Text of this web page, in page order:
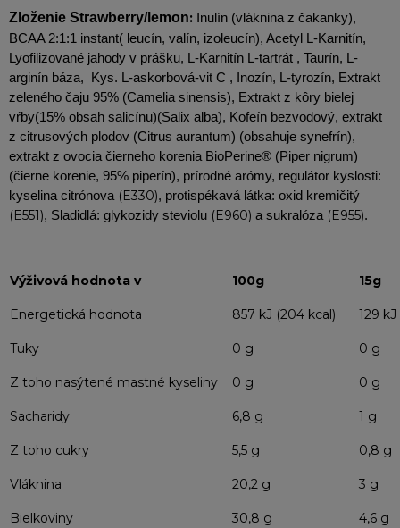
Zloženie Strawberry/lemon:
Inulín (vláknina z čakanky),
BCAA 2:1:1 instant( leucín, valín, izoleucín), Acetyl L-Karnitín,
Lyofilizované jahody v prášku, L-Karnitín L-tartrát , Taurín, L-
arginín báza, Kys. L-askorbová-vit C , Inozín, L-tyrozín, Extrakt
zeleného čaju 95% (Camelia sinensis), Extrakt z kôry bielej
vŕby(15% obsah salicínu)(Salix alba), Kofeín bezvodový, extrakt
z citrusových plodov (Citrus aurantum) (obsahuje synefrín),
extrakt z ovocia čierneho korenia BioPerine® (Piper nigrum)
(čierne korenie, 95% piperín), prírodné arómy, regulátor kyslosti:
kyselina citrónova (E330), protispékavá látka: oxid kremičitý
(E551), Sladidlá: glykozidy steviolu (E960) a sukralóza (E955).
Výživová hodnota v 100g 15g
Energetická hodnota 857 kJ (204 kcal) 129 kJ
Tuky 0 g 0 g
Z toho nasýtené mastné kyseliny 0 g 0 g
Sacharidy 6,8 g 1 g
Z toho cukry 5,5 g 0,8 g
Vláknina 20,2 g 3 g
Bielkoviny 30,8 g 4,6 g